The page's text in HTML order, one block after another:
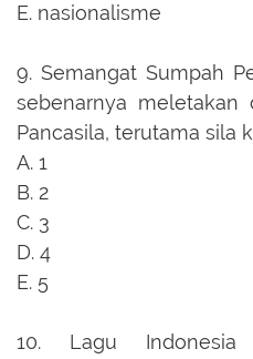
E. nasionalisme
9. Semangat Sumpah
sebenarnya meletakan
Pancasila, terutama sila
A. 1
B. 2
C. 3
D. 4
E. 5
10. Lagu